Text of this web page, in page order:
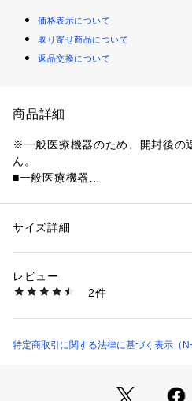
価格表示について
取り寄せ商品について
返品交換について
商品詳細
※一般医療機器のため、開封後の
ん。
■一般医療機器
販売名：NミラクDRY
販売サイト運営：&mall
●遠赤外線の血行促進により疲労
とでいやなニオイの発生を軽減し
■洗濯機ＯＫ（ネット使用）
性別：レディース
ェア・パジャマ
ポリエステル:90%
ポリウレタン:10%
商品番号：3970000002948 （モール）
サイズ詳細
レビュー
2件
特定商取引に関する法律に基づく表示（N+